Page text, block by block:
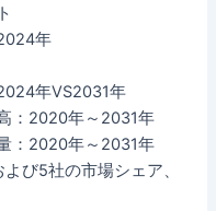
年
年VS2031年
：2020年～2031年
：2020年～2031年
び5社の市場シェア、